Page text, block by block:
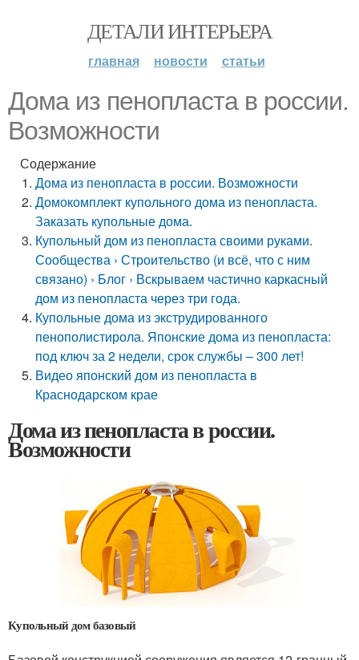
ДЕТАЛИ ИНТЕРЬЕРА
главная новости статьи
Дома из пенопласта в россии.
Возможности
Содержание
Дома из пенопласта в россии. Возможности
Домокомплект купольного дома из пенопласта.
Заказать купольные дома.
Купольный дом из пенопласта своими руками.
Сообщества › Строительство (и всё, что с ним
связано) › Блог › Вскрываем частично каркасный
дом из пенопласта через три года.
Купольные дома из экструдированного
пенополистирола. Японские дома из пенопласта:
под ключ за 2 недели, срок службы – 300 лет!
Видео японский дом из пенопласта в
Краснодарском крае
Дома из пенопласта в россии.
Возможности
Купольный дом базовый